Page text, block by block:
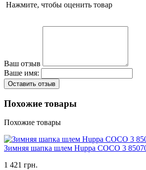
Нажмите, чтобы оценить товар
Ваш отзыв
Ваше имя:
Оставить отзыв
Похожие товары
Похожие товары
Зимняя шапка шлем Huppa COCO 3
1 421 грн.